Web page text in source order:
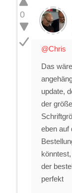
0
@Chris
Das
update,
der
eben auf
der
perfekt